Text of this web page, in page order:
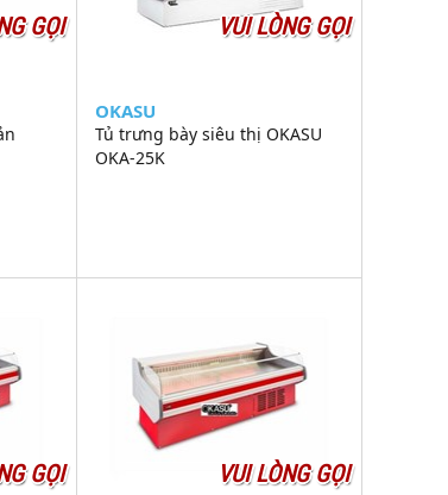
GỌI VUI LÒNG GỌI
OKASU
Tủ trưng bày siêu thị OKASU
OKA-25K
GỌI VUI LÒNG GỌI